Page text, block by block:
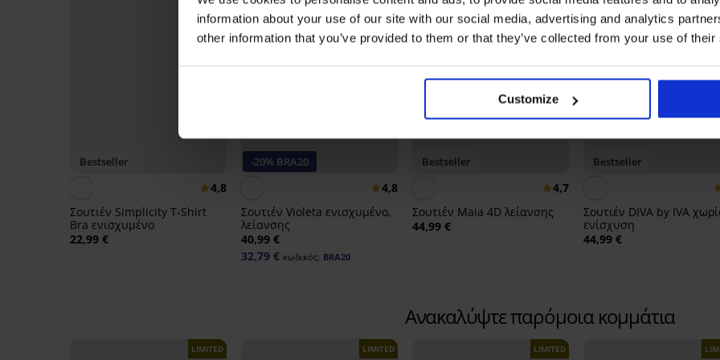
information about your use of our site with our social media, advertising and analytics
other information that you’ve provided to them or that they’ve collected from your use of
Customize
Bestseller
4,8
Σουτιέν Simplicity T-Shirt
Bra ενισχυμένο
22,99 €
-20% BRA20
4,8
Σουτιέν Violeta ενισχυμένο,
λείανσης
40,99 €
32,79 € κωδικός: BRA20
Bestseller
4,7
Σουτιέν Maia 4D λείανσης
44,99 €
Bestseller
Σουτιέν DIVA by IVA
ενίσχυση
44,99 €
Ανακαλύψτε παρόμοια κομμάτια
LIMITED LIMITED LIMITED